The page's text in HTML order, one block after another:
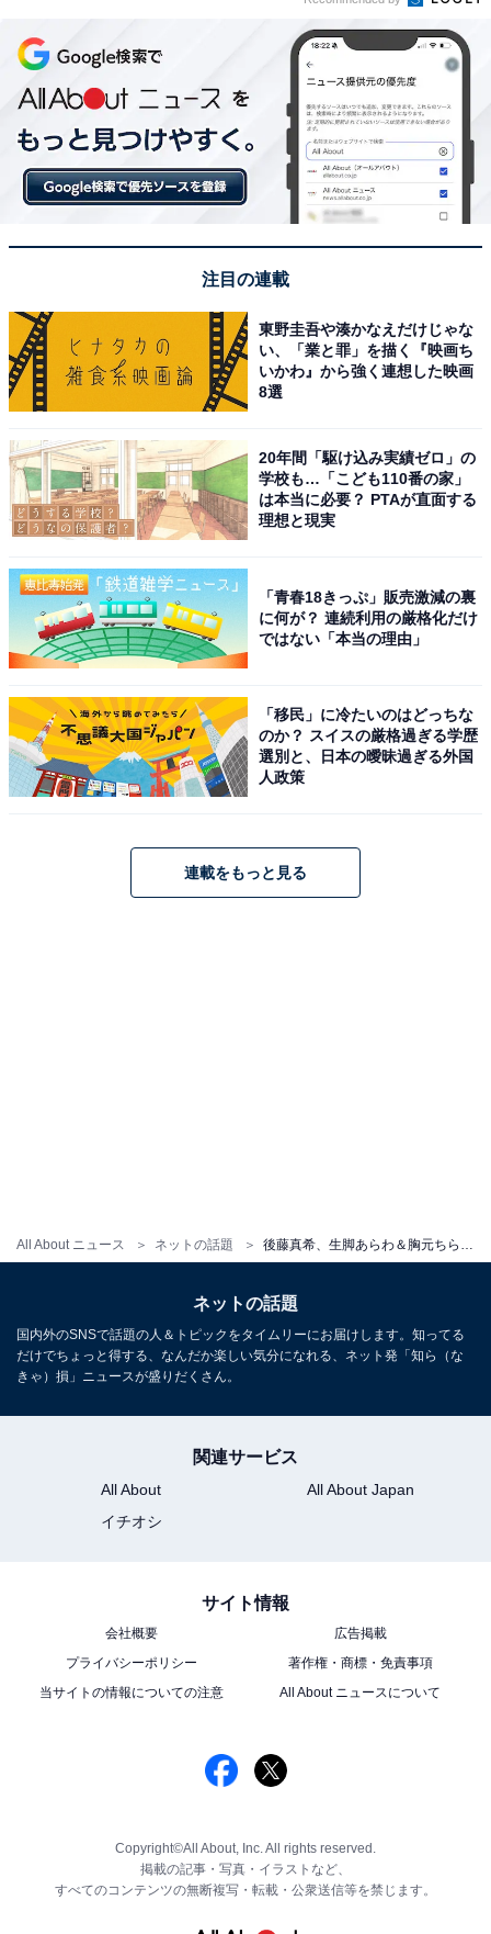
All About ニュース ネットの話題
注目の連載
東野圭吾や湊かなえだけじゃな
い、「業と罪」を描く『映画ち
いかわ』から強く連想した映画
8選
20年間「駆け込み実績ゼロ」の
学校も…「こども110番の家」
は本当に必要？ PTAが直面する
理想と現実
「青春18きっぷ」販売激減の裏
に何が？ 連続利用の厳格化だけ
ではない「本当の理由」
「移民」に冷たいのはどっちな
のか？ スイスの厳格過ぎる学歴
選別と、日本の曖昧過ぎる外国
人政策
連載をもっと見る
ネットの話題
国内外のSNSで話題の人＆トピックをタイムリーにお届けします。知ってる
だけでちょっと得する、なんだか楽しい気分になれる、ネット発「知ら（な
きゃ）損」ニュースが盛りだくさん。
関連サービス
All About
All About Japan
イチオシ
サイト情報
会社概要
広告掲載
プライバシーポリシー
著作権・商標・免責事項
当サイトの情報についての注意
All About ニュースについて
Copyright©All About, Inc. All rights reserved.
掲載の記事・写真・イラストなど、
すべてのコンテンツの無断複写・転載・公衆送信等を禁じます。